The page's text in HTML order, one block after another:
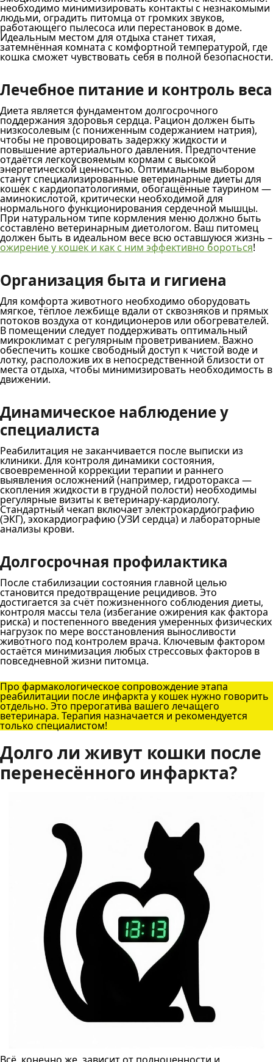
необходимо минимизировать контакты с незнакомыми
людьми, оградить питомца от громких звуков,
работающего пылесоса или перестановок в доме.
Идеальным местом для отдыха станет тихая,
затемнённая комната с комфортной температурой, где
кошка сможет чувствовать себя в полной безопасности.
Лечебное питание и контроль веса
Диета является фундаментом долгосрочного
поддержания здоровья сердца. Рацион должен быть
низкосолевым (с пониженным содержанием натрия),
чтобы не провоцировать задержку жидкости и
повышение артериального давления. Предпочтение
отдаётся легкоусвояемым кормам с высокой
энергетической ценностью. Оптимальным выбором
станут специализированные ветеринарные диеты для
кошек с кардиопатологиями, обогащённые таурином —
аминокислотой, критически необходимой для
нормального функционирования сердечной мышцы.
При натуральном типе кормления меню должно быть
составлено ветеринарным диетологом. Ваш питомец
должен быть в идеальном весе всю оставшуюся жизнь –
ожирение у кошек и как с ним эффективно бороться!
Организация быта и гигиена
Для комфорта животного необходимо оборудовать
мягкое, тёплое лежбище вдали от сквозняков и прямых
потоков воздуха от кондиционеров или обогревателей.
В помещении следует поддерживать оптимальный
микроклимат с регулярным проветриванием. Важно
обеспечить кошке свободный доступ к чистой воде и
лотку, расположив их в непосредственной близости от
места отдыха, чтобы минимизировать необходимость в
движении.
Динамическое наблюдение у
специалиста
Реабилитация не заканчивается после выписки из
клиники. Для контроля динамики состояния,
своевременной коррекции терапии и раннего
выявления осложнений (например, гидроторакса —
скопления жидкости в грудной полости) необходимы
регулярные визиты к ветеринару-кардиологу.
Стандартный чекап включает электрокардиографию
(ЭКГ), эхокардиографию (УЗИ сердца) и лабораторные
анализы крови.
Долгосрочная профилактика
После стабилизации состояния главной целью
становится предотвращение рецидивов. Это
достигается за счёт пожизненного соблюдения диеты,
контроля массы тела (избегание ожирения как фактора
риска) и постепенного введения умеренных физических
нагрузок по мере восстановления выносливости
животного под контролем врача. Ключевым фактором
остаётся минимизация любых стрессовых факторов в
повседневной жизни питомца.
Про фармакологическое сопровождение этапа
реабилитации после инфаркта у кошек нужно говорить
отдельно. Это прерогатива вашего лечащего
ветеринара. Терапия назначается и рекомендуется
только специалистом!
Долго ли живут кошки после
перенесённого инфаркта?